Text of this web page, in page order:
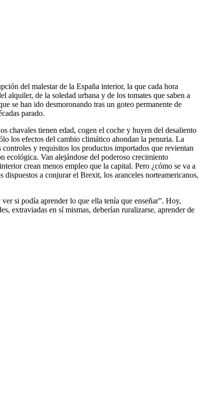
del malestar de la España interior, la que cada hora
alquiler, de la soledad urbana y de los tomates que saben a
se han ido desmoronando tras un goteo permanente de
parado.
chavales tienen edad, cogen el coche y huyen del desaliento
los efectos del cambio climático ahondan la penuria. La
y requisitos los productos importados que revientan
ecológica. Van alejándose del poderoso crecimiento
crean menos empleo que la capital. Pero ¿cómo se va a
a conjurar el Brexit, los aranceles norteamericanos,
si podía aprender lo que ella tenía que enseñar”. Hoy,
extraviadas en sí mismas, deberían ruralizarse, aprender de